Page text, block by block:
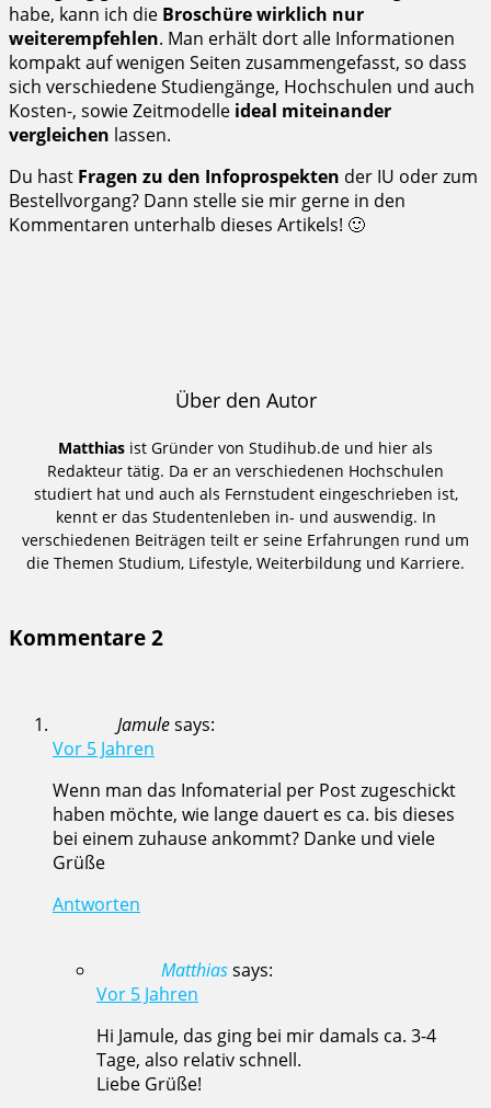
habe, kann ich die Broschüre wirklich nur
weiterempfehlen. Man erhält dort alle Informationen
kompakt auf wenigen Seiten zusammengefasst, so dass
sich verschiedene Studiengänge, Hochschulen und auch
Kosten-, sowie Zeitmodelle ideal miteinander
vergleichen lassen.
Du hast Fragen zu den Infoprospekten der IU oder zum
Bestellvorgang? Dann stelle sie mir gerne in den
Kommentaren unterhalb dieses Artikels! 🙂
Über den Autor
Matthias ist Gründer von Studihub.de und hier als
Redakteur tätig. Da er an verschiedenen Hochschulen
studiert hat und auch als Fernstudent eingeschrieben ist,
kennt er das Studentenleben in- und auswendig. In
verschiedenen Beiträgen teilt er seine Erfahrungen rund um
die Themen Studium, Lifestyle, Weiterbildung und Karriere.
Kommentare 2
Jamulesays:
Vor 5 Jahren
Wenn man das Infomaterial per Post zugeschickt
haben möchte, wie lange dauert es ca. bis dieses
bei einem zuhause ankommt? Danke und viele
Grüße
Antworten
Matthiassays:
Vor 5 Jahren
Hi Jamule, das ging bei mir damals ca. 3-4
Tage, also relativ schnell.
Liebe Grüße!